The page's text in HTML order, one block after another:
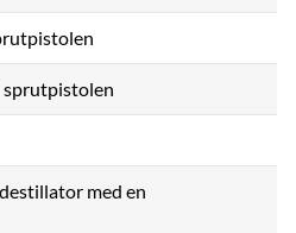
sprutpistolen
med en